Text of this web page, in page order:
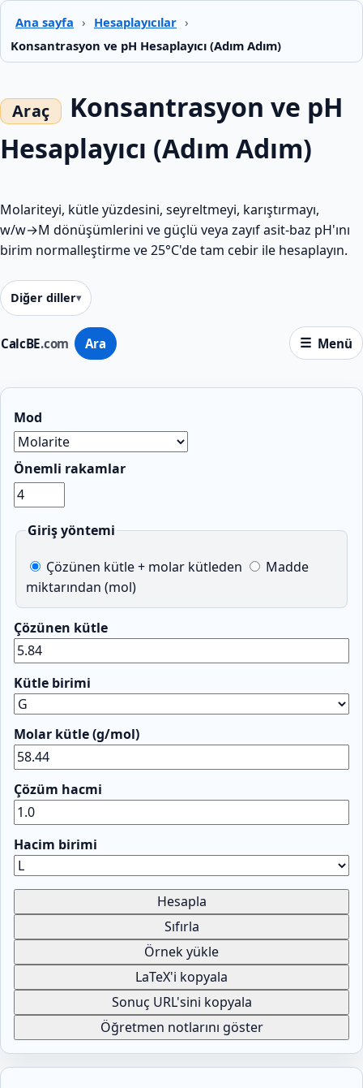
Ana sayfa › Hesaplayıcılar ›
Konsantrasyon ve pH Hesaplayıcı (Adım Adım)
CalcBE.com Ara Menü
Konsantrasyon ve pH
Hesaplayıcı (Adım Adım)
Molariteyi, kütle yüzdesini, seyreltmeyi, karıştırmayı,
w/w→M dönüşümlerini ve güçlü veya zayıf asit-baz pH'ını
birim normalleştirme ve 25°C'de tam cebir ile hesaplayın.
Diğer diller
Mod
Önemli rakamlar
Giriş yöntemi
Çözünen kütle + molar kütleden
Madde
miktarından (mol)
Çözünen kütle
Kütle birimi
Molar kütle (g/mol)
Çözüm hacmi
Hacim birimi
Hesapla
Sıfırla
Örnek yükle
LaTeX'i kopyala
Sonuç URL'sini kopyala
Öğretmen notlarını göster